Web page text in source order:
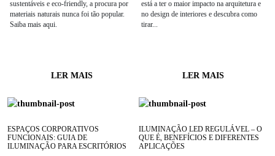
sustentáveis e eco-friendly, a procura por
materiais naturais nunca foi tão popular.
Saiba mais aqui.
LER MAIS
está a ter o maior impacto na arquitetura e
no design de interiores e descubra como
tirar...
LER MAIS
ESPAÇOS CORPORATIVOS
FUNCIONAIS: GUIA DE
ILUMINAÇÃO PARA ESCRITÓRIOS
ILUMINAÇÃO LED REGULÁVEL – O
QUE É, BENEFÍCIOS E DIFERENTES
APLICAÇÕES